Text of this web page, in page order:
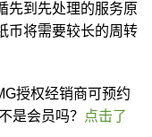
先到先处理的服务原
币将需要较长的周转
授权经销商可预约
是会员吗？ 点击了